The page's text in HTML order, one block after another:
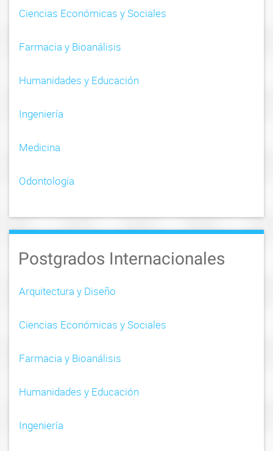
n
Ciencias Económicas y Sociales
Farmacia y Bioanálisis
Humanidades y Educación
Ingeniería
Medicina
Odontología
Postgrados Internacionales
Arquitectura y Diseño
Ciencias Económicas y Sociales
Farmacia y Bioanálisis
Humanidades y Educación
Ingeniería